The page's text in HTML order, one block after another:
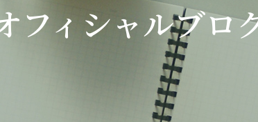
フィシャルブロ